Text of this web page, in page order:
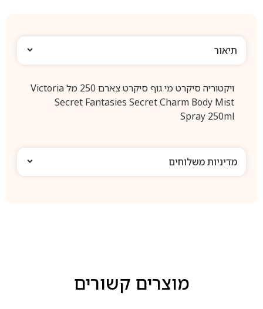
תיאור
ויקטוריה סיקרט מי גוף סיקרט צארם 250 מל Victoria
Secret Fantasies Secret Charm Body Mist
Spray 250ml
מדיניות משלוחים
מוצרים קשורים